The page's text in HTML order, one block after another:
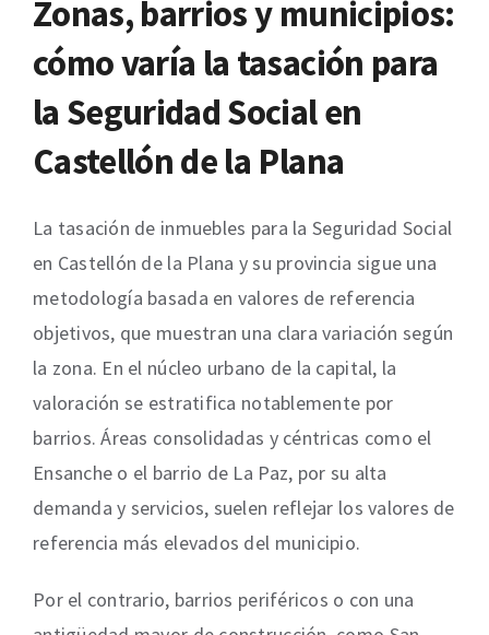
Zonas, barrios y municipios:
cómo varía la tasación para
la Seguridad Social en
Castellón de la Plana
La tasación de inmuebles para la Seguridad Social
en Castellón de la Plana y su provincia sigue una
metodología basada en valores de referencia
objetivos, que muestran una clara variación según
la zona. En el núcleo urbano de la capital, la
valoración se estratifica notablemente por
barrios. Áreas consolidadas y céntricas como el
Ensanche o el barrio de La Paz, por su alta
demanda y servicios, suelen reflejar los valores de
referencia más elevados del municipio.
Por el contrario, barrios periféricos o con una